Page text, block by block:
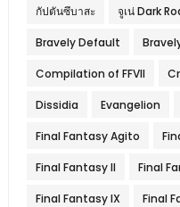
กัปตันซึบาสะ จูเน่ Dark
Bravely Default
Compilation of FFVII
Dissidia Evangelion
Final Fantasy Agito
Final Fantasy II Final
Final Fantasy IX Final